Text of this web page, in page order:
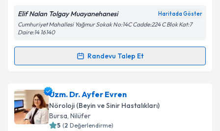
kapsamda işlenmesini kabul ediyorum.
Takvim Talebini Gönder
Elif Nalan Tolgay Muayanehanesi Haritada Göster
Cumhuriyet Mahallesi Yağmur Sokak No:14C Cadde:224 C Blok Kat:7
Daire:14 16140
Randevu Talep Et
Randevu Takvimi Talebi
Uzm. Dr. Elif Nalan Tolgayiçin randevu takvimi
talebi oluşturun. Size bu uzmandan randevu almanız
için bir takvim hazırlandığında e-posta ile
bilgilendireceğiz.
Uzm. Dr. Ayfer Evren
Nöroloji (Beyin ve Sinir Hastalıkları)
Bursa, Nilüfer
5 (2 Değerlendirme)